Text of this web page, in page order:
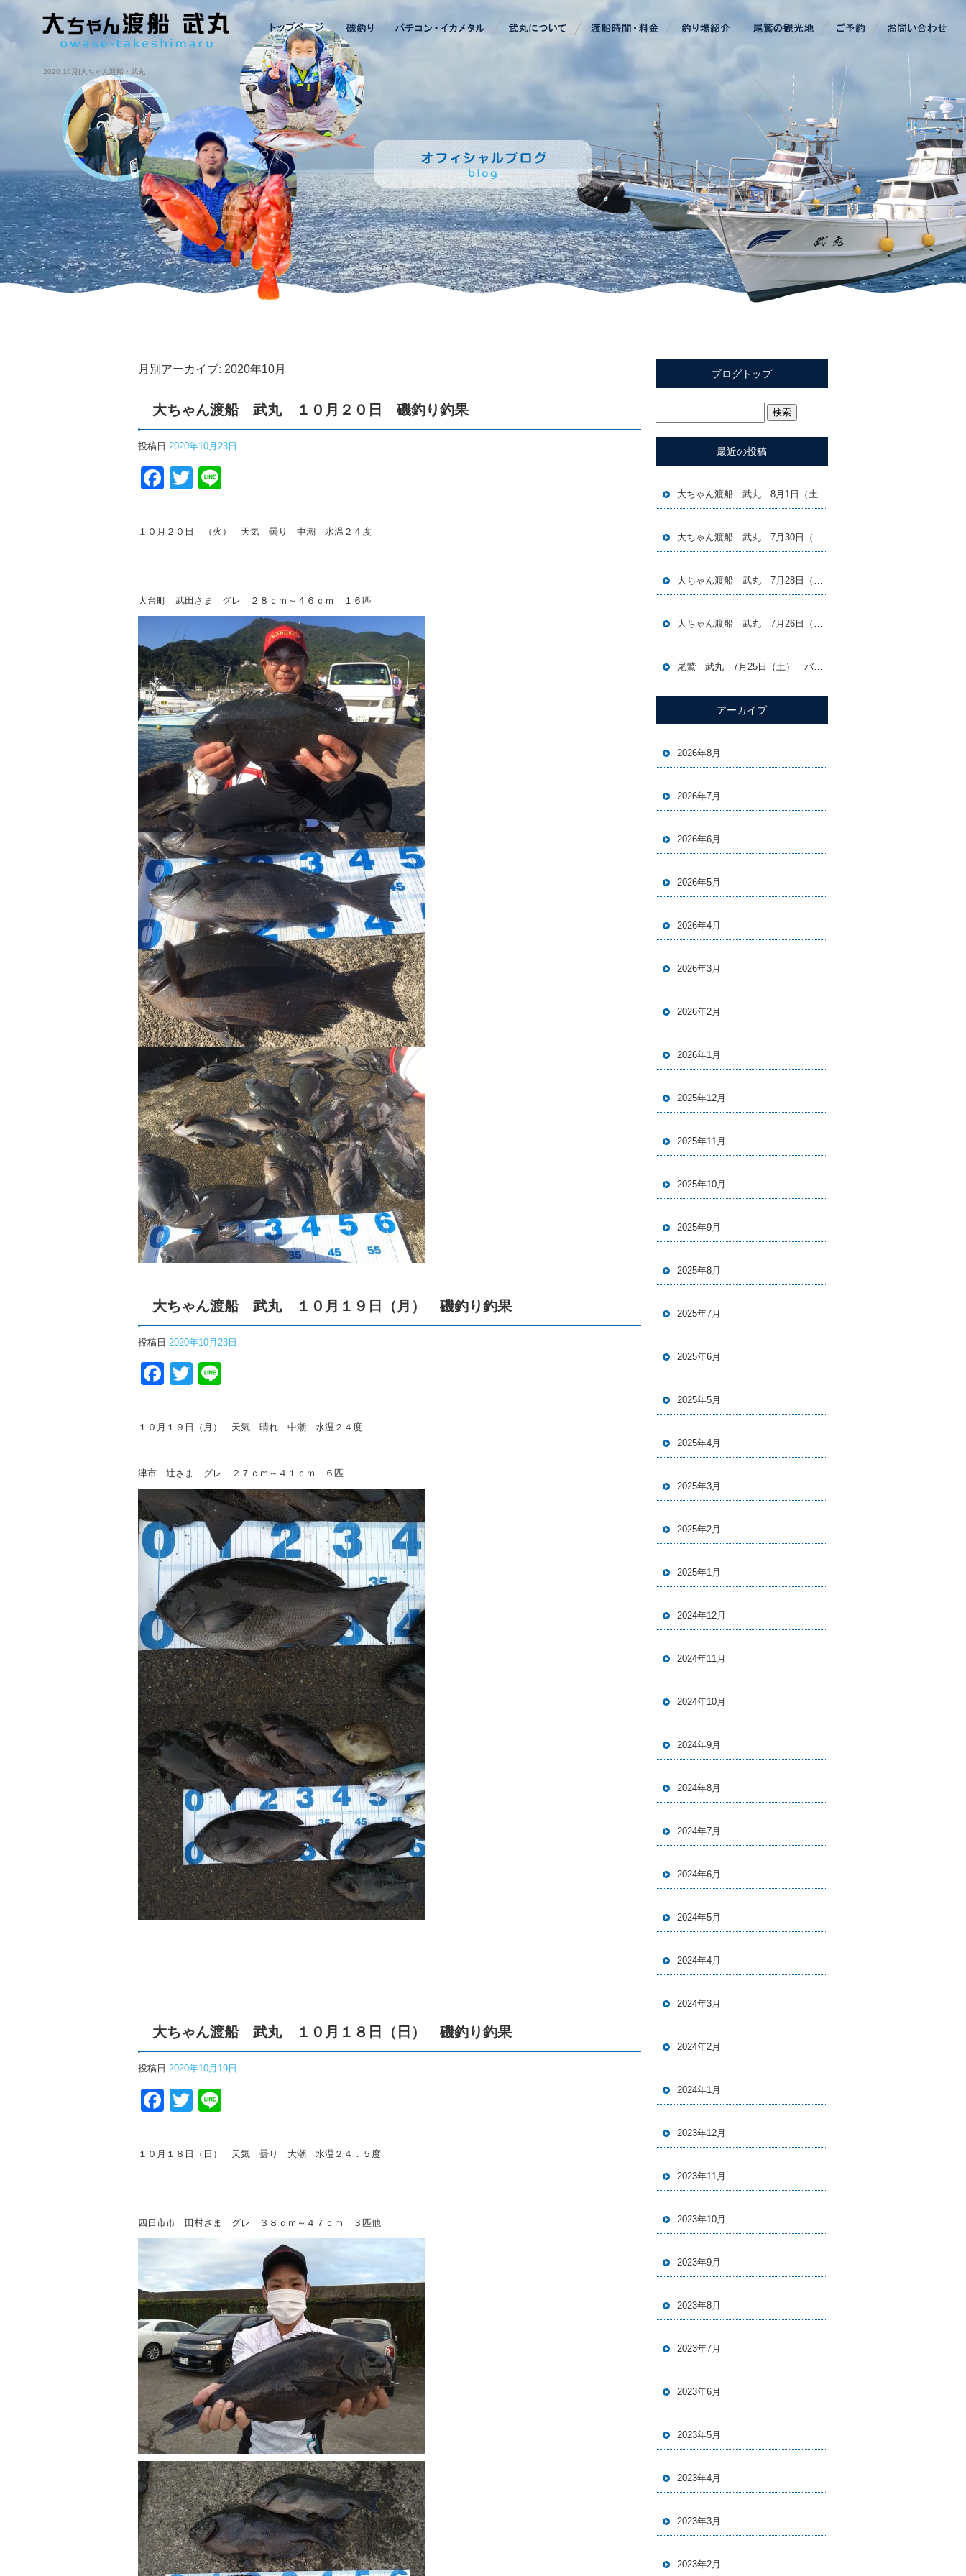
2020 10月|大ちゃん渡船・武丸
月別アーカイブ: 2020年10月
大ちゃん渡船 武丸 １０月２０日 磯釣り釣果
投稿日 2020年10月23日
Facebook
Twitter
１０月２０日 （火） 天気 曇り 中潮 水温２４度
大台町 武田さま グレ ２８ｃｍ～４６ｃｍ １６匹
大ちゃん渡船 武丸 １０月１９日（月） 磯釣り釣果
投稿日 2020年10月23日
Facebook
Twitter
１０月１９日（月） 天気 晴れ 中潮 水温２４度
津市 辻さま グレ ２７ｃｍ～４１ｃｍ ６匹
大ちゃん渡船 武丸 １０月１８日（日） 磯釣り釣果
投稿日 2020年10月19日
Facebook
Twitter
１０月１８日（日） 天気 曇り 大潮 水温２４．５度
四日市市 田村さま グレ ３８ｃｍ～４７ｃｍ ３匹他
ブログトップ
最近の投稿
大ちゃん渡船 武丸 8月1日（土）磯釣り釣果
大ちゃん渡船 武丸 7月30日（木）磯釣り釣果
大ちゃん渡船 武丸 7月28日（火）磯釣り釣果
大ちゃん渡船 武丸 7月26日（日）磯釣り釣果
尾鷲 武丸 7月25日（土） バチコン＆イカメタル便
アーカイブ
2026年8月
2026年7月
2026年6月
2026年5月
2026年4月
2026年3月
2026年2月
2026年1月
2025年12月
2025年11月
2025年10月
2025年9月
2025年8月
2025年7月
2025年6月
2025年5月
2025年4月
2025年3月
2025年2月
2025年1月
2024年12月
2024年11月
2024年10月
2024年9月
2024年8月
2024年7月
2024年6月
2024年5月
2024年4月
2024年3月
2024年2月
2024年1月
2023年12月
2023年11月
2023年10月
2023年9月
2023年8月
2023年7月
2023年6月
2023年5月
2023年4月
2023年3月
2023年2月